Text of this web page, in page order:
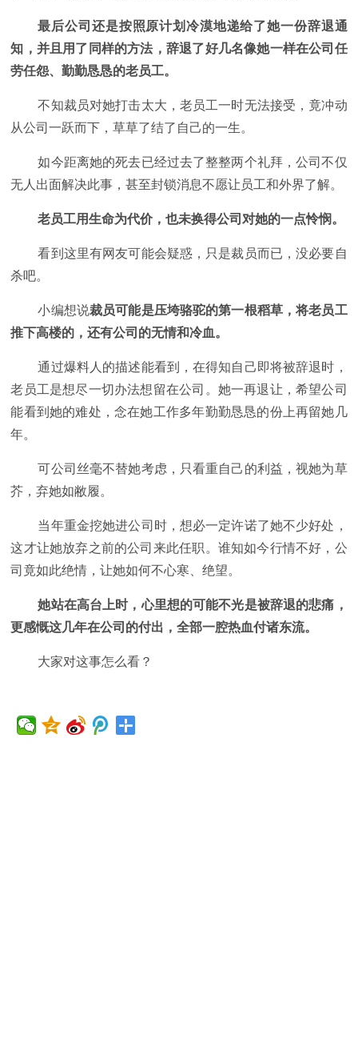
最后公司还是按照原计划冷漠地递给了她一份辞退通
知，并且用了同样的方法，辞退了好几名像她一样在公司任
劳任怨、勤勤恳恳的老员工。
不知裁员对她打击太大，老员工一时无法接受，竟冲动
从公司一跃而下，草草了结了自己的一生。
如今距离她的死去已经过去了整整两个礼拜，公司不仅
无人出面解决此事，甚至封锁消息不愿让员工和外界了解。
老员工用生命为代价，也未换得公司对她的一点怜悯。
看到这里有网友可能会疑惑，只是裁员而已，没必要自
杀吧。
小编想说裁员可能是压垮骆驼的第一根稻草，将老员工
推下高楼的，还有公司的无情和冷血。
通过爆料人的描述能看到，在得知自己即将被辞退时，
老员工是想尽一切办法想留在公司。她一再退让，希望公司
能看到她的难处，念在她工作多年勤勤恳恳的份上再留她几
年。
可公司丝毫不替她考虑，只看重自己的利益，视她为草
芥，弃她如敝履。
当年重金挖她进公司时，想必一定许诺了她不少好处，
这才让她放弃之前的公司来此任职。谁知如今行情不好，公
司竟如此绝情，让她如何不心寒、绝望。
她站在高台上时，心里想的可能不光是被辞退的悲痛，
更感慨这几年在公司的付出，全部一腔热血付诸东流。
大家对这事怎么看？